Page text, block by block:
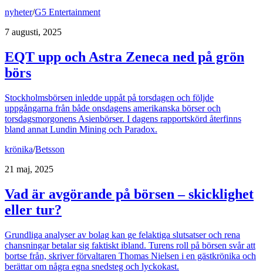
nyheter/G5 Entertainment
7 augusti, 2025
EQT upp och Astra Zeneca ned på grön
börs
Stockholmsbörsen inledde uppåt på torsdagen och följde
uppgångarna från både onsdagens amerikanska börser och
torsdagsmorgonens Asienbörser. I dagens rapportskörd återfinns
bland annat Lundin Mining och Paradox.
krönika/Betsson
21 maj, 2025
Vad är avgörande på börsen – skicklighet
eller tur?
Grundliga analyser av bolag kan ge felaktiga slutsatser och rena
chansningar betalar sig faktiskt ibland. Turens roll på börsen svår att
bortse från, skriver förvaltaren Thomas Nielsen i en gästkrönika och
berättar om några egna snedsteg och lyckokast.